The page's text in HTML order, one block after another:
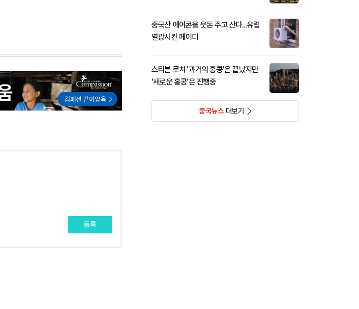
등록
중국산 에어콘을 웃돈 주고 산다...유럽
열광시킨 메이디
스티븐 로치 '과거의 홍콩'은 끝났지만
'새로운 홍콩'은 진행중
중국뉴스더보기